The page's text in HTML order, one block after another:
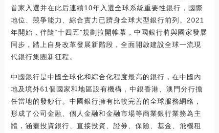
首家入選并在此后連續10年入選全球系統重要性銀行，國際
地位、競爭能力、綜合實力已躋身全球大型銀行前列。2021
年開始，伴隨“十四五”規劃拉開帷幕，中國銀行將與國家發展
同步，踏上自身改革發展新階段，全面開啟建設全球一流現
代銀行集團新征程。
中國銀行是中國全球化和綜合化程度最高的銀行，在中國內
地及境外61個國家和地區設有機構，中銀香港、澳門分行擔
任當地的發鈔行。中國銀行擁有比較完善的全球服務網絡，
形成了公司金融、個人金融和金融市場等商業銀行業務為主
體，涵蓋投資銀行、直接投資、證券、保險、基金、飛機租